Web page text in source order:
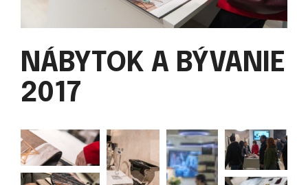
NÁBYTOK A BÝVANIE
2017